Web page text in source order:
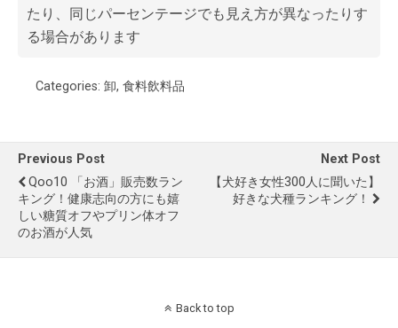
たり、同じパーセンテージでも見え方が異なったりす
る場合があります
Categories: 卸, 食料飲料品
Previous Post
Qoo10 「お酒」販売数ラン
キング！健康志向の方にも嬉
しい糖質オフやプリン体オフ
のお酒が人気
Next Post
【犬好き女性300人に聞いた】
好きな犬種ランキング！
Back to top